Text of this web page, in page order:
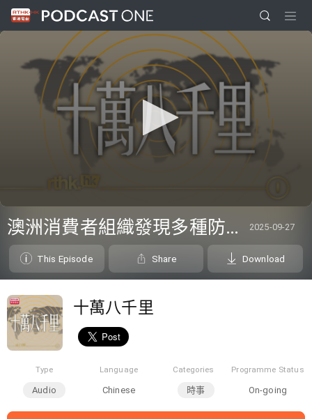
seconds
of
20
minutes,
20
seconds
澳洲消費者組織發現多種防曬霜未達聲稱效果、三名奧地利修女IG上發佈居於荒廢修道院情況結果廣受歡迎 2025-09-27
This Episode Share Download
十萬八千里
Type
Audio
Language
Chinese
Categories
時事
Programme Status
On-going